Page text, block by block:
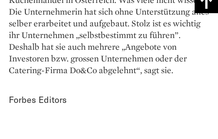
Die Unternehmerin hat sich ohne Unterstützung alles
selber erarbeitet und aufgebaut. Stolz ist es wichtig
ihr Unternehmen „selbstbestimmt zu führen”.
Deshalb hat sie auch mehrere „Angebote von
Investoren bzw. grossen Unternehmen oder der
Catering-Firma Do&Co abgelehnt“, sagt sie.
Forbes Editors